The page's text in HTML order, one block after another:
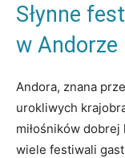
Słynne
‍w⁢ Andorze
Andora, znana
⁤urokliwych
⁢miłośników
wiele festiwali⁣